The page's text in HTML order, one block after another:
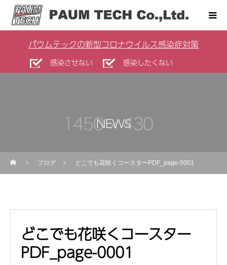
パウムテックの新型コロナウイルス感染症対策
感染させない 感染したくない
NEWS
ブログ どこでも花咲くコースターPDF_page-0001
どこでも花咲くコースター
PDF_page-0001